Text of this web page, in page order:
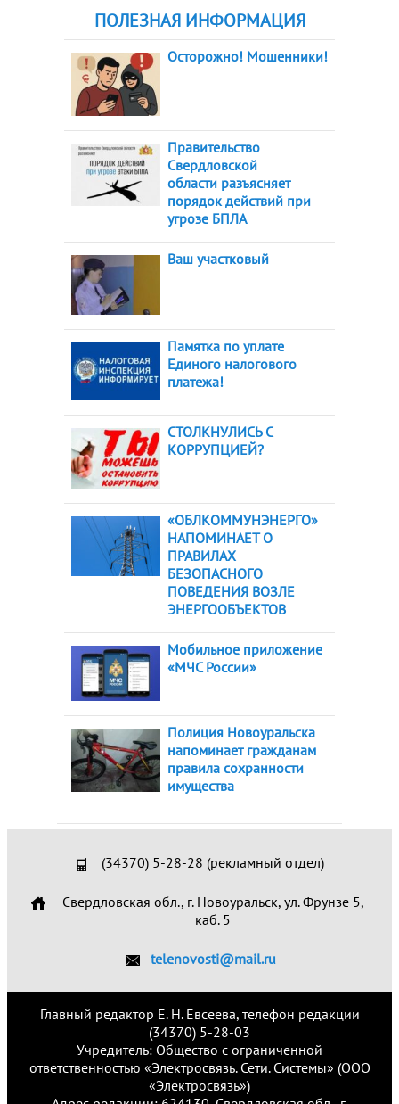
ПОЛЕЗНАЯ ИНФОРМАЦИЯ
Осторожно! Мошенники!
Правительство
Свердловской
области разъясняет
порядок действий при
угрозе БПЛА
Ваш участковый
Памятка по уплате
Единого налогового
платежа!
СТОЛКНУЛИСЬ С
КОРРУПЦИЕЙ?
«ОБЛКОММУНЭНЕРГО»
НАПОМИНАЕТ О
ПРАВИЛАХ
БЕЗОПАСНОГО
ПОВЕДЕНИЯ ВОЗЛЕ
ЭНЕРГООБЪЕКТОВ
Мобильное приложение
«МЧС России»
Полиция Новоуральска
напоминает гражданам
правила сохранности
имущества
(34370) 5-28-28 (рекламный отдел)
Свердловская обл., г. Новоуральск, ул. Фрунзе 5,
каб. 5
telenovosti@mail.ru
Главный редактор Е. Н. Евсеева, телефон редакции
(34370) 5-28-03
Учредитель: Общество с ограниченной
ответственностью «Электросвязь. Сети. Системы» (ООО
«Электросвязь»)